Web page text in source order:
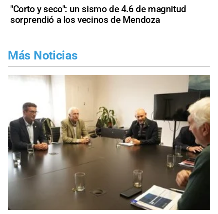
"Corto y seco": un sismo de 4.6 de magnitud
sorprendió a los vecinos de Mendoza
Más Noticias